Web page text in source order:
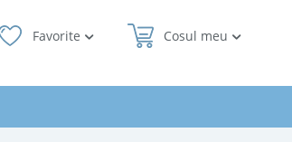
Cosul meu
Favorite